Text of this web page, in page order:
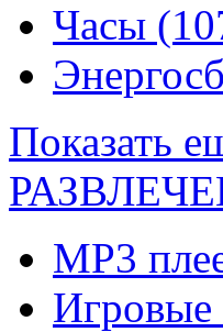
Часы
Показать
MP3
Игровые